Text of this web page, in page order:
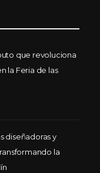
que revoluciona
la Feria de las
diseñadoras y
la